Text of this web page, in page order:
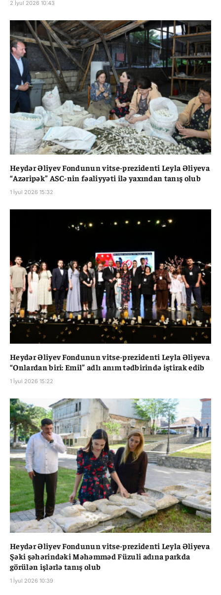
2 İyul 2026 10:43
Heydər Əliyev Fondunun vitse-prezidenti Leyla Əliyeva
“Azəripək” ASC-nin fəaliyyəti ilə yaxından tanış olub
1 İyul 2026 15:32
Heydər Əliyev Fondunun vitse-prezidenti Leyla Əliyeva
“Onlardan biri: Emil” adlı anım tədbirində iştirak edib
1 İyul 2026 15:22
Heydər Əliyev Fondunun vitse-prezidenti Leyla Əliyeva
Şəki şəhərindəki Məhəmməd Füzuli adına parkda
görülən işlərlə tanış olub
1 İyul 2026 10:39